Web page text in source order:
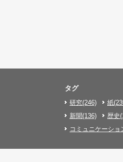
タグ
研究(246) 紙
新聞(136)
歴史
コミュニケーショ